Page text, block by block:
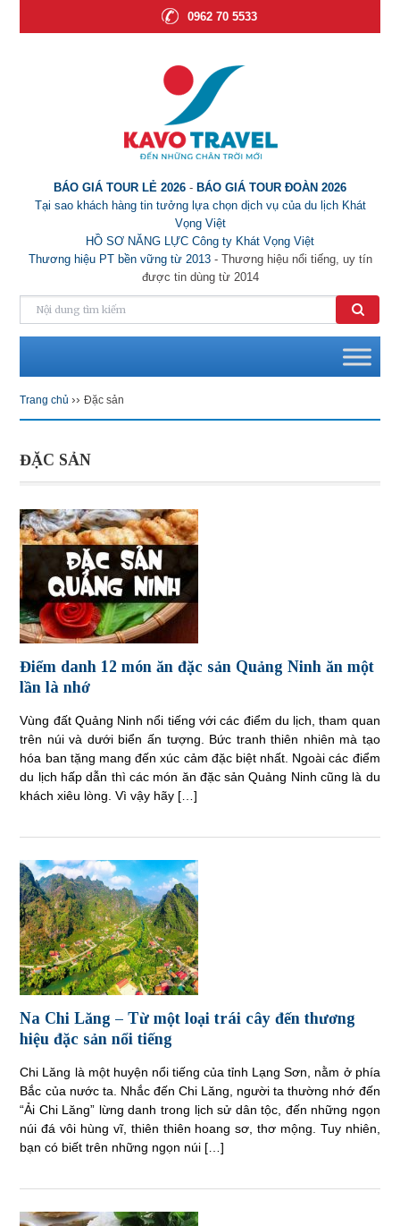
0962 70 5533
BÁO GIÁ TOUR LẺ 2026 - BÁO GIÁ TOUR ĐOÀN 2026
Tại sao khách hàng tin tưởng lựa chọn dịch vụ của du lịch Khát
Vọng Việt
HỒ SƠ NĂNG LỰC Công ty Khát Vọng Việt
Thương hiệu PT bền vững từ 2013- Thương hiệu nổi tiếng, uy tín
được tin dùng từ 2014
Trang chủ ››Đặc sản
ĐẶC SẢN
Điểm danh 12 món ăn đặc sản Quảng Ninh ăn một
lần là nhớ
Vùng đất Quảng Ninh nổi tiếng với các điểm du lịch, tham quan
trên núi và dưới biển ấn tượng. Bức tranh thiên nhiên mà tạo
hóa ban tặng mang đến xúc cảm đặc biệt nhất. Ngoài các điểm
du lịch hấp dẫn thì các món ăn đặc sản Quảng Ninh cũng là du
khách xiêu lòng. Vì vậy hãy […]
Na Chi Lăng – Từ một loại trái cây đến thương
hiệu đặc sản nổi tiếng
Chi Lăng là một huyện nổi tiếng của tỉnh Lạng Sơn, nằm ở phía
Bắc của nước ta. Nhắc đến Chi Lăng, người ta thường nhớ đến
“Ải Chi Lăng” lừng danh trong lịch sử dân tộc, đến những ngọn
núi đá vôi hùng vĩ, thiên thiên hoang sơ, thơ mộng. Tuy nhiên,
bạn có biết trên những ngọn núi […]